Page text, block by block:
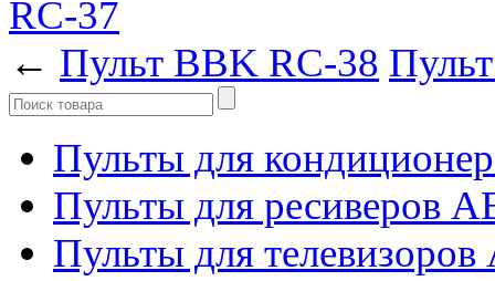
← Пульт BBK RC-38
Пульты для
Пульты для ресиверов
Пульты для телевизоров